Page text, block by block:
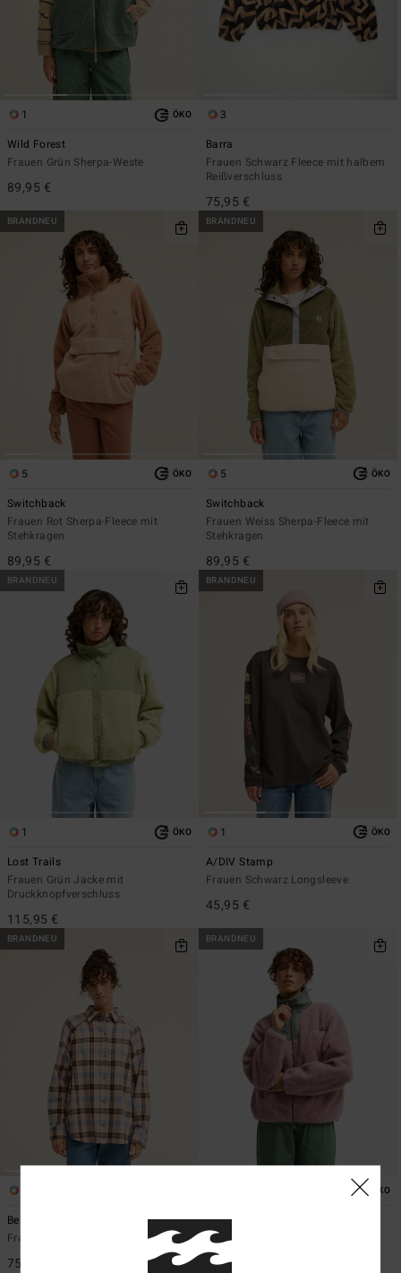
1 ÖKO
Wild Forest
Frauen Grün Sherpa-Weste
89,95 €
3
Barra
Frauen Schwarz Fleece mit halbem
Reißverschluss
75,95 €
BRANDNEU
5 ÖKO
Switchback
Frauen Rot Sherpa-Fleece mit
Stehkragen
89,95 €
BRANDNEU
5 ÖKO
Switchback
Frauen Weiss Sherpa-Fleece mit
Stehkragen
89,95 €
BRANDNEU
1 ÖKO
Lost Trails
Frauen Grün Jacke mit
Druckknopfverschluss
115,95 €
BRANDNEU
1 ÖKO
A/DIV Stamp
Frauen Schwarz Longsleeve
45,95 €
BRANDNEU
Best Times
Frauen Blau Langärmliges Hemd
75,95 €
BRANDNEU
ÖKO
Mountain Life
Frauen Blau Sherpa-Fleece mit
Reißverschluss